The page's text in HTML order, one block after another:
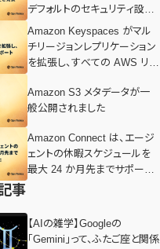
デフォルトのセキュリティ設定
を発表
Amazon Keyspaces がマル
チリージョンレプリケーション
を拡張し、すべての AWS リー
Amazon S3 メタデータが一
般公開されました
Amazon Connect は、エージ
ェントの休暇スケジュールを
最大 24 か月先までサポート
事
【AIの雑学】Googleの
「Gemini」って、ふたご座と関係